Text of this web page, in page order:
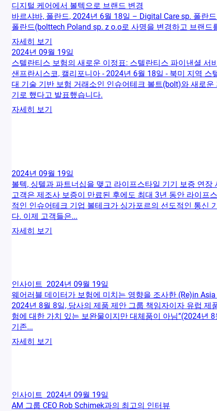
디지털 케어에서 볼텍으로 브랜드 변경
바르샤바, 폴란드, 2024년 6월 18일 – Digital Care sp. 폴란
폴란드(bolttech Poland sp. z o.o로 사명을 변경하고 브랜
자세히 보기
2024년 09월 19일
스텔란티스 보험의 새로운 이정표: 스텔란티스 파이낸셜
샌프란시스코, 캘리포니아 - 2024년 6월 18일 - 북미 지역
대 기술 기반 보험 거래소인 인슈어테크 볼트(bolt)와 새로
기로 했다고 발표했습니다.
자세히 보기
2024년 09월 19일
볼텍, 싱텔과 파트너십을 맺고 라이프스타일 기기 보증 연장
고객은 제조사 보증이 만료된 후에도 최대 3년 동안 라이프
적인 인슈어테크 기업 볼테크가 싱가포르의 선도적인 통신
다. 이제 고객들은...
자세히 보기
인사이트 2024년 09월 19일
웨어러블 데이터가 보험에 미치는 영향을 조사한 (Re)in
2024년 8월 8일, 당사의 제품 제안 그룹 책임자이자 유럽
험에 대한 가치 있는 보완물이지만 대체품이 아님”(2024년
기존...
자세히 보기
인사이트 2024년 09월 19일
AM 그룹 CEO Rob Schimek과의 최고의 인터뷰